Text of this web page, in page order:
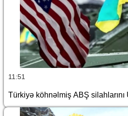
11:51
Türkiyə köhnəlmiş ABŞ